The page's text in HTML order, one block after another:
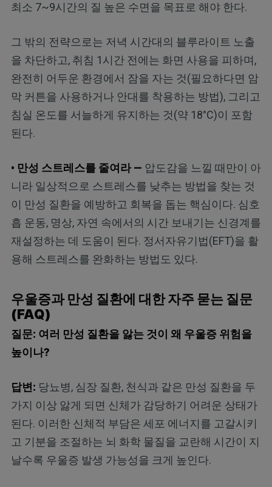
최소 7~9시간의 질 높은 수면을 목표로 해야 한다.
그 밖의 전략으로는 저녁 시간대의 블루라이트 노출
을 차단하고, 취침 1시간 전에는 화면 사용을 피하며,
완전히 어두운 환경에서 잠을 자는 것(필요하다면 암
막 커튼을 사용하거나 안대를 착용하는 방법), 그리고
침실 온도를 서늘하게 유지하는 것(약 18°C)이 포함
된다.
• 만성 스트레스를 줄여라 — 압도감을 느낄 때만이 아
니라 일상적으로 스트레스를 낮추는 방법을 찾는 것
이 만성 질환을 예방하고 회복을 돕는 핵심이다. 심호
흡 운동, 명상, 자연 속에서의 시간 보내기는 신경계를
재설정하는 데 도움이 된다. 정서자유기법(EFT)을 활
용해 스트레스를 완화하는 방법도 있다.
우울증과 만성 질환에 대한 자주 묻는 질문
(FAQ)
질문: 여러 만성 질환을 앓는 것이 왜 우울증 위험을
높이나?
답변: 당뇨병, 심장 질환, 천식과 같은 만성 질환을 두
가지 이상 앓게 되면 신체가 감당하기 어려운 상태가
된다. 이러한 신체적 부담은 세포 에너지를 고갈시키
고 기분을 조절하는 뇌 화학 물질을 교란해 시간이 지
날수록 우울증 발생 가능성을 크게 높인다.